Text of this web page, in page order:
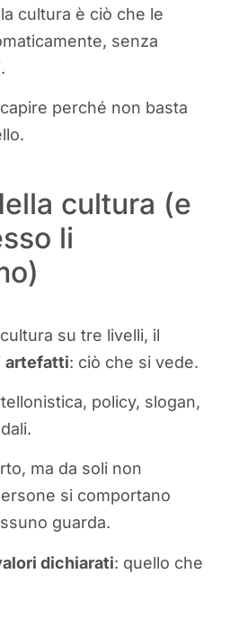
cultura è ciò che le
senza
perché non basta
cultura (e
li
su tre livelli, il
artefatti: ciò che si vede.
policy, slogan,
ma da soli non
si comportano
guarda.
dichiarati: quello che